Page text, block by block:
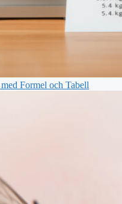
Formel och Tabell